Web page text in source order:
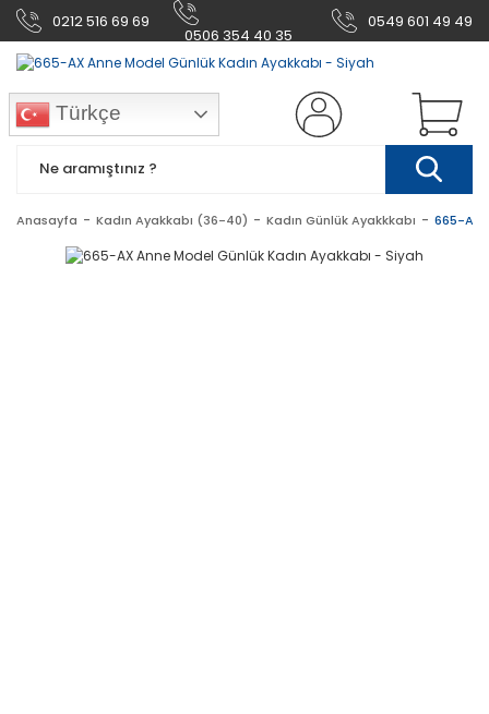
0212 516 69 69
0506 354 40 35
0549 601 49 49
Türkçe
Anasayfa Kadın Ayakkabı (36-40) Kadın Günlük Ayakkkabı 665-AX